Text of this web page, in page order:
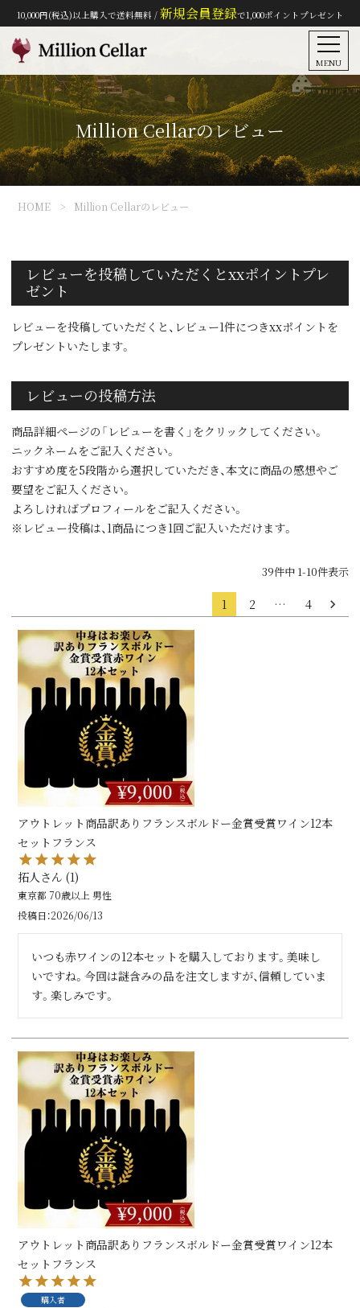
10,000円(税込)以上購入で送料無料 / 新規会員登録で1,000ポイントプレゼント
MENU
Million Cellarのレビュー
HOME Million Cellarのレビュー
レビューを投稿していただくとxxポイントプレ
ゼント
レビューを投稿していただくと、レビュー1件につきxxポイントを
プレゼントいたします。
レビューの投稿方法
商品詳細ページの「レビューを書く」をクリックしてください。
ニックネームをご記入ください。
おすすめ度を5段階から選択していただき、本文に商品の感想やご
要望をご記入ください。
よろしければプロフィールをご記入ください。
※レビュー投稿は、1商品につき1回ご記入いただけます。
39件中 1-10件表示
1 2 … 4
アウトレット商品訳ありフランスボルドー金賞受賞ワイン12本
セットフランス
拓人 1
東京都 70歳以上 男性
投稿日 2026/06/13
いつも赤ワインの12本セットを購入しております。美味し
いですね。今回は謎含みの品を注文しますが、信頼していま
す。楽しみです。
アウトレット商品訳ありフランスボルドー金賞受賞ワイン12本
セットフランス
購入者